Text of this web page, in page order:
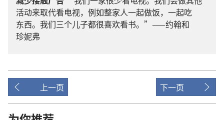
活动来取代看电视， 例如整家人一起做饭， 一起吃
东西。 我们三个儿子都很喜欢看书。”——约翰和
珍妮弗
上一页 下一页